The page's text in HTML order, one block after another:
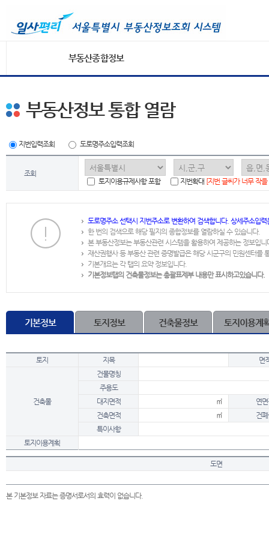
부동산종합정보
부동산정보 통합 열람
지번입력조회 도로명주소입력조회
조회
토지이용규제사항 포함
지번확대 [지번 글씨가 너무 작
도로명주소 선택시 지번주소로 변환하여 검색합니다. 상세주소입
한 번의 검색으로 해당 필지의 종합정보를 열람하실 수 있습니다.
본 부동산정보는 부동산관련 시스템을 활용하여 제공하는 정보입니
재산권행사 등 부동산 관련 증명발급은 해당 시군구의 민원센터를
기본개요는 각 탭의 요약 정보입니다.
기본정보탭의 건축물정보는 총괄표제부 내용만 표시하고있습니다.
기본정보 토지정보 건축물정보 토지이용계
토지 지목 면
건축물
건물명칭
주용도
대지면적
㎡
연
건축면적
㎡
건
특이사항
토지이용계획
도면
본 기본정보 자료는 증명서로서의 효력이 없습니다.